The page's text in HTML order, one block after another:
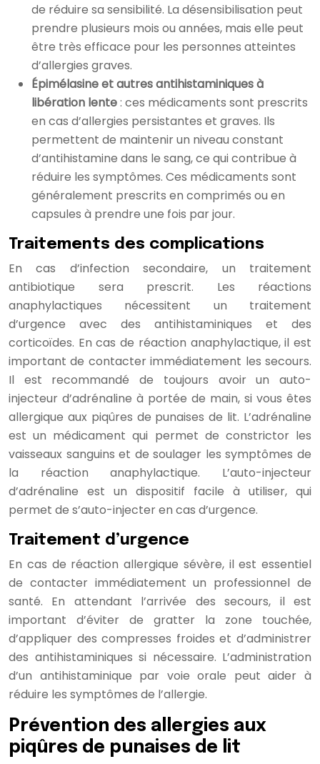
de réduire sa sensibilité. La désensibilisation peut
prendre plusieurs mois ou années, mais elle peut
être très efficace pour les personnes atteintes
d’allergies graves.
Épimélasine et autres antihistaminiques à
libération lente: ces médicaments sont prescrits
en cas d’allergies persistantes et graves. Ils
permettent de maintenir un niveau constant
d’antihistamine dans le sang, ce qui contribue à
réduire les symptômes. Ces médicaments sont
généralement prescrits en comprimés ou en
capsules à prendre une fois par jour.
Traitements des complications
En cas d’infection secondaire, un traitement
antibiotique sera prescrit. Les réactions
anaphylactiques nécessitent un traitement
d’urgence avec des antihistaminiques et des
corticoïdes. En cas de réaction anaphylactique, il est
important de contacter immédiatement les secours.
Il est recommandé de toujours avoir un auto-
injecteur d’adrénaline à portée de main, si vous êtes
allergique aux piqûres de punaises de lit. L’adrénaline
est un médicament qui permet de constrictor les
vaisseaux sanguins et de soulager les symptômes de
la réaction anaphylactique. L’auto-injecteur
d’adrénaline est un dispositif facile à utiliser, qui
permet de s’auto-injecter en cas d’urgence.
Traitement d’urgence
En cas de réaction allergique sévère, il est essentiel
de contacter immédiatement un professionnel de
santé. En attendant l’arrivée des secours, il est
important d’éviter de gratter la zone touchée,
d’appliquer des compresses froides et d’administrer
des antihistaminiques si nécessaire. L’administration
d’un antihistaminique par voie orale peut aider à
réduire les symptômes de l’allergie.
Prévention des allergies aux
piqûres de punaises de lit